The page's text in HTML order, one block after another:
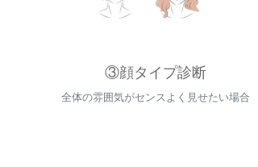
③顔タイプ診断
全体の雰囲気がセンスよく見せたい場合